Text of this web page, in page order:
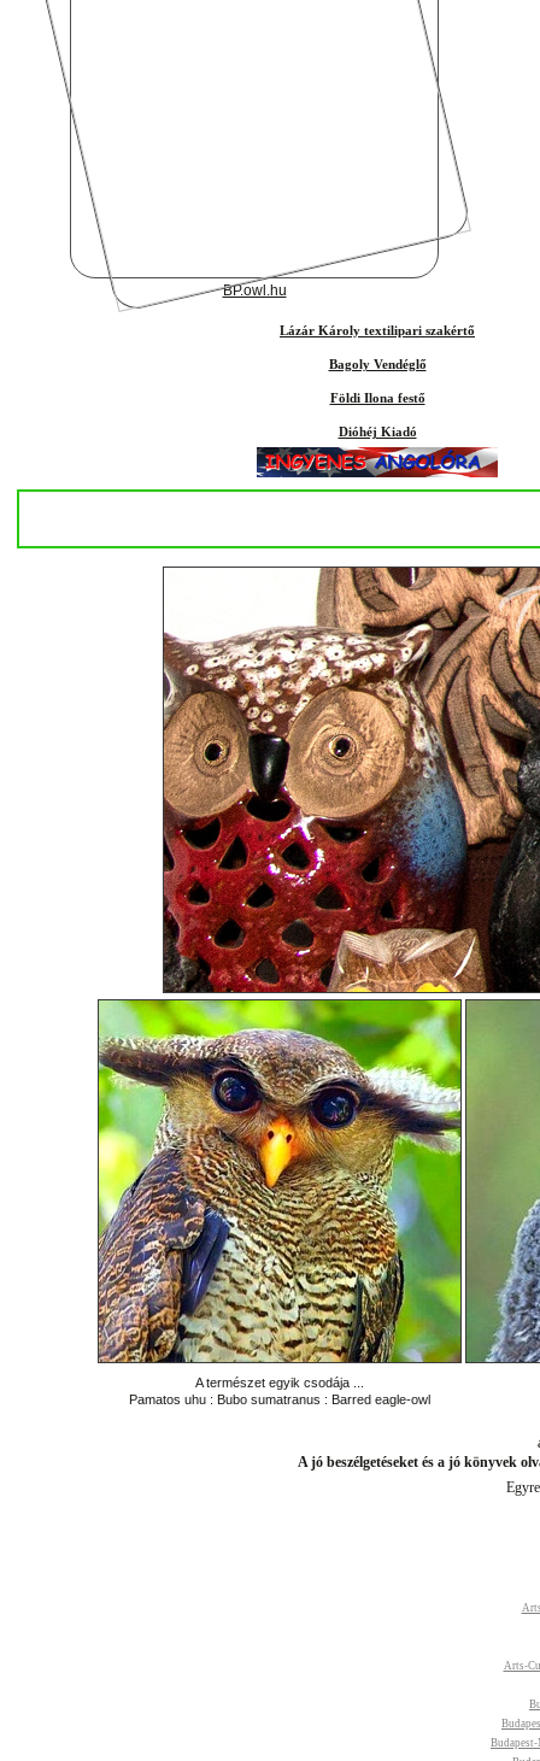
BP.owl.hu
Lázár Károly textilipari szakértő
Bagoly Vendéglő
Földi Ilona festő
Dióhéj Kiadó
A természet egyik csodája ...
Pamatos uhu : Bubo sumatranus : Barred eagle-owl
A jó beszélgetéseket és a jó könyvek
Arts-
Budapest-